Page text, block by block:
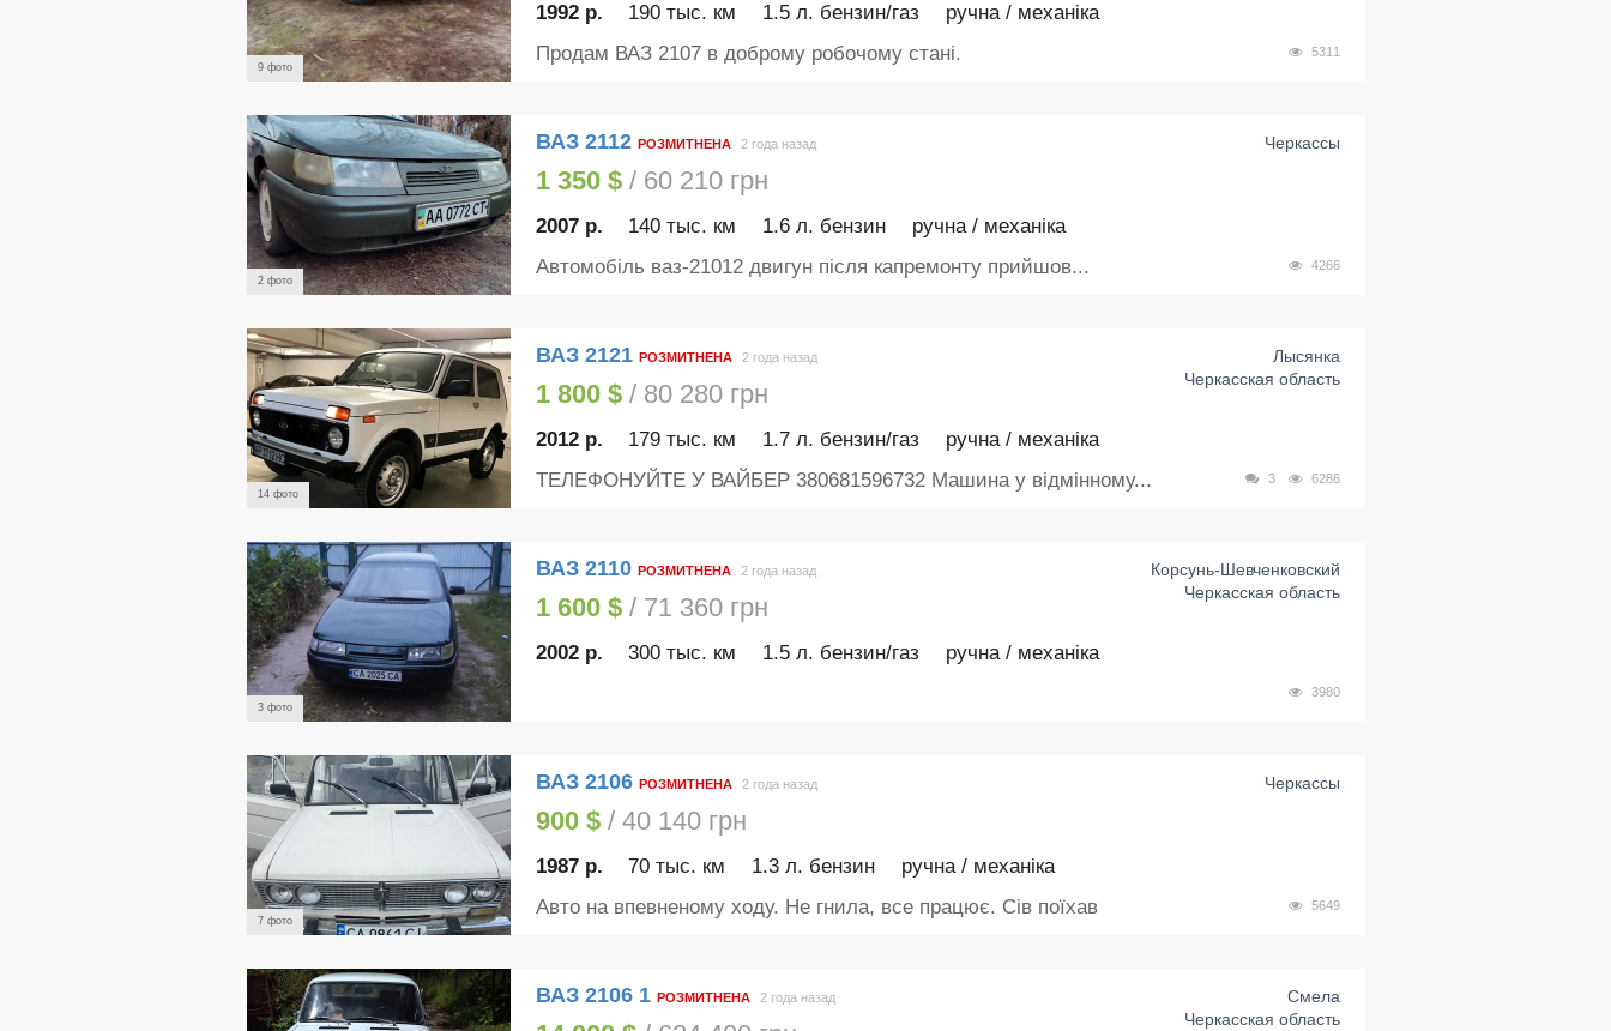
9 фото
1992 р. 190 тыс. км 1.5 л. бензин/газ ручна / механіка
5311
Продам ВАЗ 2107 в доброму робочому стані.
2 фото
ВАЗ 2112 РОЗМИТНЕНА Черкассы
2 года назад
1 350 $/ 60 210 грн
2007 р. 140 тыс. км 1.6 л. бензин ручна / механіка
4266
Автомобіль ваз-21012 двигун після капремонту прийшов...
14 фото
ВАЗ 2121 РОЗМИТНЕНА
Лысянка
Черкасская область
2 года назад
1 800 $/ 80 280 грн
2012 р. 179 тыс. км 1.7 л. бензин/газ ручна / механіка
3 6286
ТЕЛЕФОНУЙТЕ У ВАЙБЕР 380681596732 Машина у відмінному...
3 фото
ВАЗ 2110 РОЗМИТНЕНА
Корсунь-Шевченковский
Черкасская область
2 года назад
1 600 $/ 71 360 грн
2002 р. 300 тыс. км 1.5 л. бензин/газ ручна / механіка
3980
7 фото
ВАЗ 2106 РОЗМИТНЕНА Черкассы
2 года назад
900 $/ 40 140 грн
1987 р. 70 тыс. км 1.3 л. бензин ручна / механіка
5649
Авто на впевненому ходу. Не гнила, все працює. Сів поїхав
ВАЗ 2106 1 РОЗМИТНЕНА
Смела
Черкасская область
2 года назад